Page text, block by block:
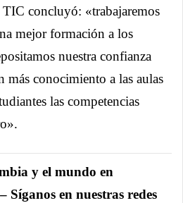
concluyó: «trabajaremos
mejor formación a los
nuestra confianza
conocimiento a las aulas
las competencias
y el mundo en
Síganos en nuestras redes